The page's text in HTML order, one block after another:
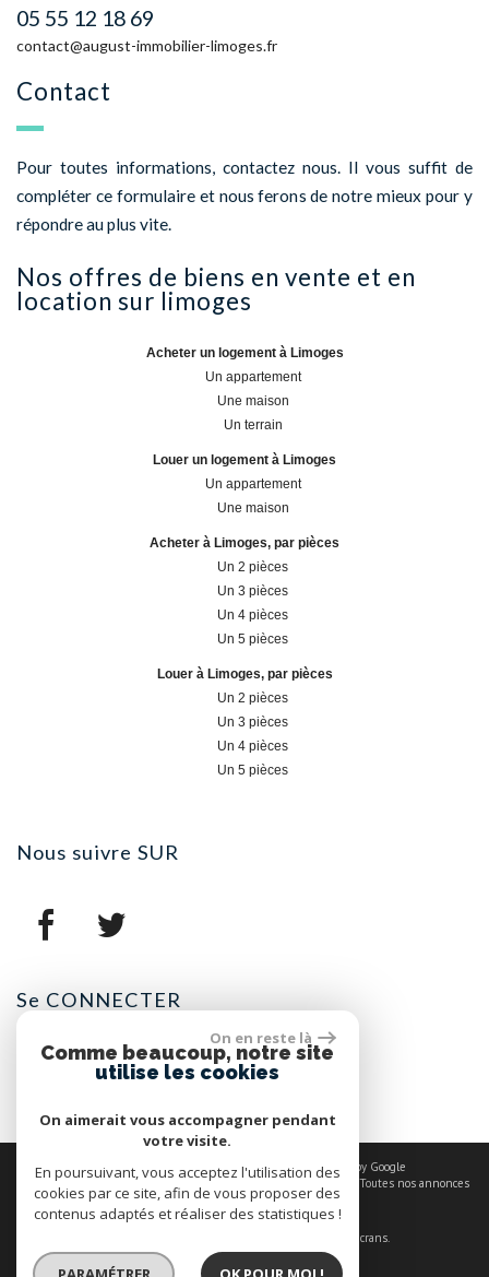
05 55 12 18 69
contact@august-immobilier-limoges.fr
contact
Pour toutes informations, contactez nous. Il vous suffit de
compléter ce formulaire et nous ferons de notre mieux pour y
répondre au plus vite.
nos offres de biens en vente et en
location sur limoges
Acheter un logement à Limoges
Un appartement
Une maison
Un terrain
Louer un logement à Limoges
Un appartement
Une maison
Acheter à Limoges, par pièces
Un 2 pièces
Un 3 pièces
Un 4 pièces
Un 5 pièces
Louer à Limoges, par pièces
Un 2 pièces
Un 3 pièces
Un 4 pièces
Un 5 pièces
nous suivre SUR
se CONNECTER
Espace propriétaires
© 2026 | Tous droits réservés | Traduction powered by Google
Plan du site
Mentions légales Nos honoraires Toutes nos annonces
Site internet compatible multi-supports,
un seul site adaptable à tous les types d'écrans.
On en reste là
Comme beaucoup, notre site
utilise les cookies
On aimerait vous accompagner pendant
votre visite.
En poursuivant, vous acceptez l'utilisation des
cookies par ce site, afin de vous proposer des
contenus adaptés et réaliser des statistiques !